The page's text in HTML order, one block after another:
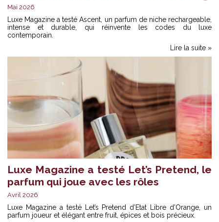
Mai 2026
Luxe Magazine a testé Ascent, un parfum de niche rechargeable,
intense et durable, qui réinvente les codes du luxe
contemporain.
Lire la suite »
Luxe Magazine a testé Let’s Pretend, le
parfum qui joue avec les rôles
Avril 2026
Luxe Magazine a testé Let’s Pretend d’Etat Libre d’Orange, un
parfum joueur et élégant entre fruit, épices et bois précieux.